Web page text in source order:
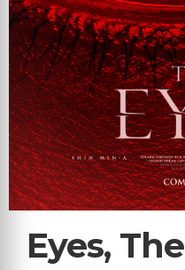
Eyes, The